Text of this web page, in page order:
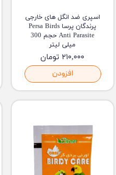
اسپری ضد انگل های خارجی
پرندگان پرسا Persa Birds
Anti Parasite حجم 300
میلی لیتر
۲۱۰,۰۰۰ تومان
افزودن